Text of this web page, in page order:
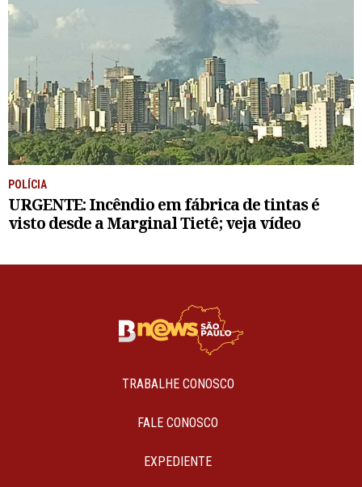
POLÍCIA
URGENTE: Incêndio em fábrica de tintas é
visto desde a Marginal Tietê; veja vídeo
TRABALHE CONOSCO
FALE CONOSCO
EXPEDIENTE